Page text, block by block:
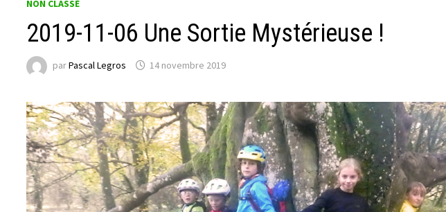
NON CLASSÉ
2019-11-06 Une Sortie Mystérieuse !
parPascal Legros 14 novembre 2019